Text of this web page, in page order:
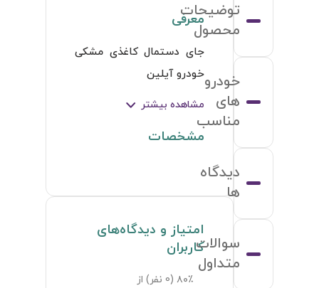
توضیحات
محصول
خودرو
های
مناسب
دیدگاه
ها
سوالات
متداول
معرفی
خودرو آیلین
مشاهده بیشتر
مشخصات
امتیاز و دیدگاه‌های
کاربران
۸۰٪ ( 0 نفر) از